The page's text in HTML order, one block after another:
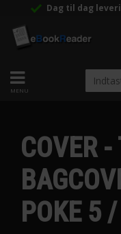
Dag til dag
COVER
POKE 5